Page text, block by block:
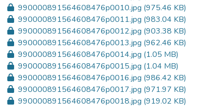
990000891564608476p0010.jpg (975.46 KB)
990000891564608476p0011.jpg (983.04 KB)
990000891564608476p0012.jpg (903.38 KB)
990000891564608476p0013.jpg (962.46 KB)
990000891564608476p0014.jpg (1.05 MB)
990000891564608476p0015.jpg (1.04 MB)
990000891564608476p0016.jpg (986.42 KB)
990000891564608476p0017.jpg (971.97 KB)
990000891564608476p0018.jpg (919.02 KB)